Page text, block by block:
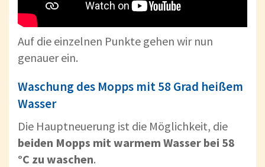
Auf die einzelnen Punkte gehen wir nun
genauer ein.
Waschung des Mopps mit 58 Grad heißem
Wasser
Die Hauptneuerung ist die Möglichkeit, die
beiden Mopps mit warmem Wasser bei 58
°C zu waschen.